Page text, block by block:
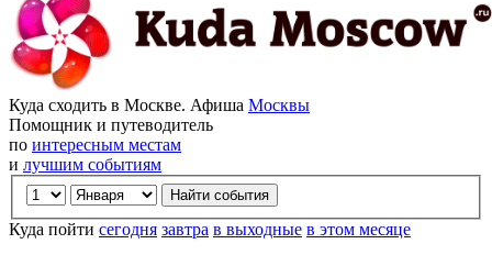
Куда сходить в Москве. Афиша Москвы
Помощник и путеводитель
по интересным местам
и лучшим событиям
Куда пойти сегодня завтра в выходные в этом месяце